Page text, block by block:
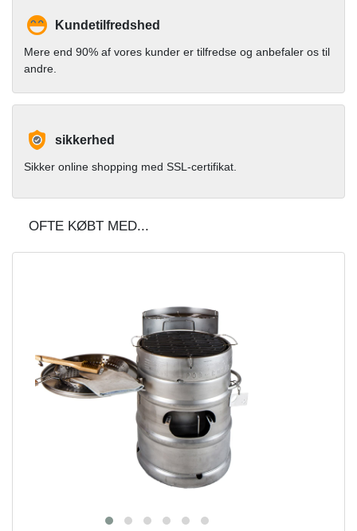
Kundetilfredshed
Mere end 90% af vores kunder er tilfredse og anbefaler os til
andre.
sikkerhed
Sikker online shopping med SSL-certifikat.
OFTE KØBT MED...